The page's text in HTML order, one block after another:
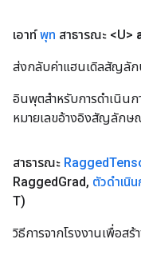
เอาท์พุท สาธารณะ <U>
ส่งกลับค่าแฮนเดิลสัญลั
อินพุตสำหรับการดำเนินก
หมายเลขอ้างอิงสัญลัก
สาธารณะ Ragged
RaggedGrad, ตัวดำเนิน
T)
วิธีการจากโรงงานเพื่อส